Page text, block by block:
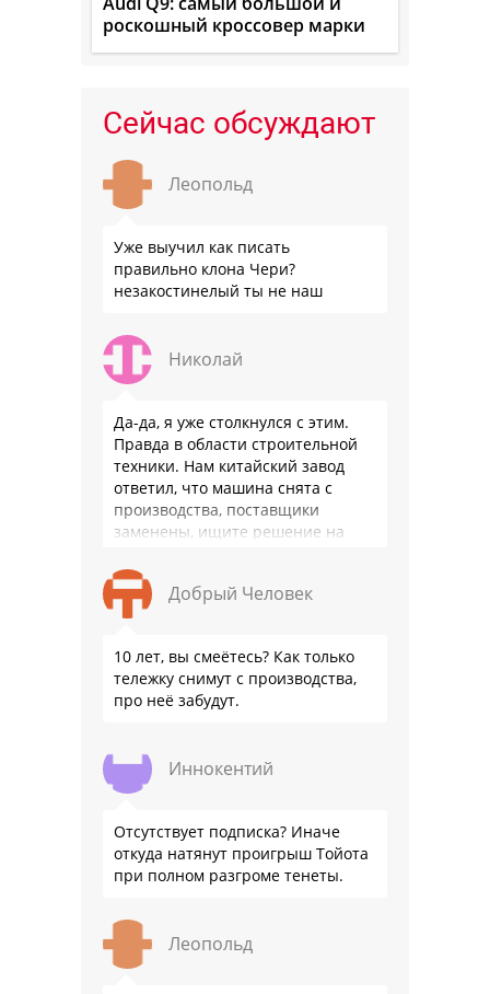
роскошный кроссовер марки
Сейчас обсуждают
Леопольд
Уже выучил как писать
правильно клона Чери?
незакостинелый ты не наш
Николай
Да-да, я уже столкнулся с этим.
Правда в области строительной
техники. Нам китайский завод
ответил, что машина снята с
производства, поставщики
заменены, ищите решение на
официальном бланке …
Добрый Человек
10 лет, вы смеётесь? Как только
тележку снимут с производства,
про неё забудут.
Иннокентий
Отсутствует подписка? Иначе
откуда натянут проигрыш Тойота
при полном разгроме тенеты.
Леопольд